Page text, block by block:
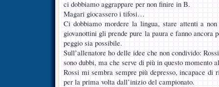
ci dobbiamo aggrappare per non finire in B.
Magari giocassero i tifosi…
Ci dobbiamo mordere la lingua, stare attenti a
giovanottini gli prende pure la paura e fanno ancora
peggio sia possibile.
Sull’allenatore ho delle idee che non condivido:
sono dubbi, ma che serve di più in questo momento
Rossi mi sembra sempre più depresso, incapace di
per la prima volta dall’inizio del campionato.